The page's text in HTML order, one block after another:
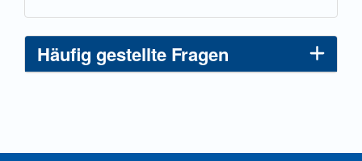
Häufig gestellte Fragen